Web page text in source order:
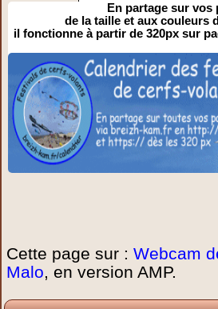
En partage sur vos
de la taille et aux couleurs
il fonctionne à partir de 320px sur
Cette page sur :Webcam
Malo, en version AMP.